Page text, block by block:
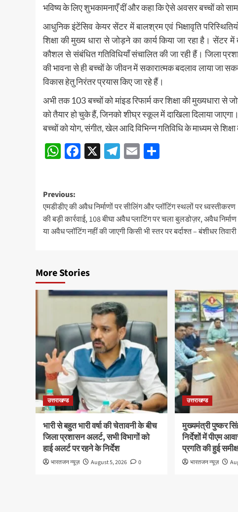
भविष्य के लिए शुभकामनाएँ दीं और कहा कि ऐसे अवसर बच्चों को
आधुनिक इंटेंसिव केयर सेंटर में बालश्रम एवं भिक्षावृति
शिक्षा की मुख्य धारा से जोड़ने का कार्य किया जा रहा है। सेंटर
कौशल से संबंधित गतिविधियाँ संचालित की जा रही हैं। जिला
की भावना से ही बच्चों के जीवन में सकारात्मक बदलाव लाया जा
विकास हेतु निरंतर प्रयास किए जा रहे हैं।
अभी तक 103 बच्चों को मांइड रिफार्म कर शिक्षा की मुख्यधारा
को तैयार हो चुके हैं, जिनको शीघ्र स्कूल में दाखिला दिलाया
बच्चों को योग, संगीत, खेल आदि विभिन्न गतिविधि के माध्यम से
WhatsApp
Facebook
X Telegram
Email
Post
navigation
Previous:
एमडीडीए की अवैध निर्माणों पर सीलिंग और प्लॉटिंग स्थलों पर ध्वस्तीकरण
की बड़ी कार्रवाई, 108 बीघा अवैध प्लाटिंग पर चला बुलडोज़र, अवैध निर्माण
या अवैध प्लॉटिंग नहीं की जाएगी किसी भी स्तर पर बर्दाश्त – बंशीधर तिवारी
More Stories
उत्तराखण्ड
भारी से बहुत भारी वर्षा की चेतावनी के बीच
जिला प्रशासन अलर्ट, सभी विभागों को
हाई अलर्ट पर रहने के निर्देश
भारतजन न्यूज़ August 5, 2026 0
उत्तराखण्ड
मुख्यमंत्री पुष्कर
निर्देशों में पीएम
प्रगति की हुई
भारतजन न्यूज़